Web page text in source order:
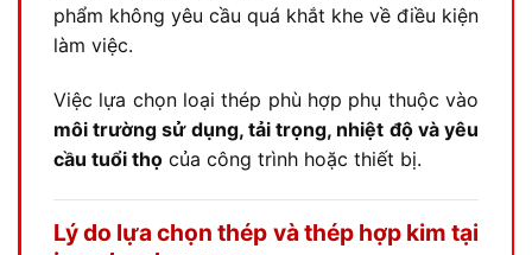
phẩm không yêu cầu quá khắt khe về điều kiện
làm việc.
Việc lựa chọn loại thép phù hợp phụ thuộc vào
môi trường sử dụng, tải trọng, nhiệt độ và yêu
cầu tuổi thọ của công trình hoặc thiết bị.
Lý do lựa chọn thép và thép hợp kim tại